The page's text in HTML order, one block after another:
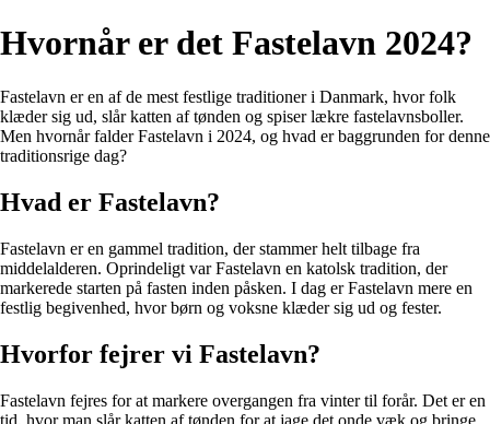
Hvornår er det Fastelavn 2024?
Fastelavn er en af de mest festlige traditioner i Danmark, hvor folk
klæder sig ud, slår katten af tønden og spiser lækre fastelavnsboller.
Men hvornår falder Fastelavn i 2024, og hvad er baggrunden for denne
traditionsrige dag?
Hvad er Fastelavn?
Fastelavn er en gammel tradition, der stammer helt tilbage fra
middelalderen. Oprindeligt var Fastelavn en katolsk tradition, der
markerede starten på fasten inden påsken. I dag er Fastelavn mere en
festlig begivenhed, hvor børn og voksne klæder sig ud og fester.
Hvorfor fejrer vi Fastelavn?
Fastelavn fejres for at markere overgangen fra vinter til forår. Det er en
tid, hvor man slår katten af tønden for at jage det onde væk og bringe